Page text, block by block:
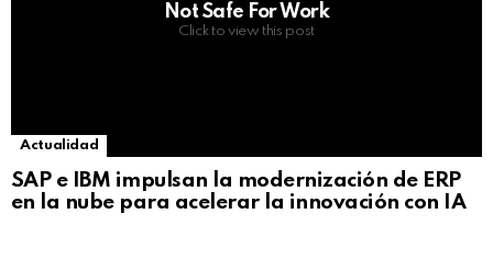
Not Safe For Work
Click to view this post
Actualidad
SAP e IBM impulsan la modernización de ERP
en la nube para acelerar la innovación con IA